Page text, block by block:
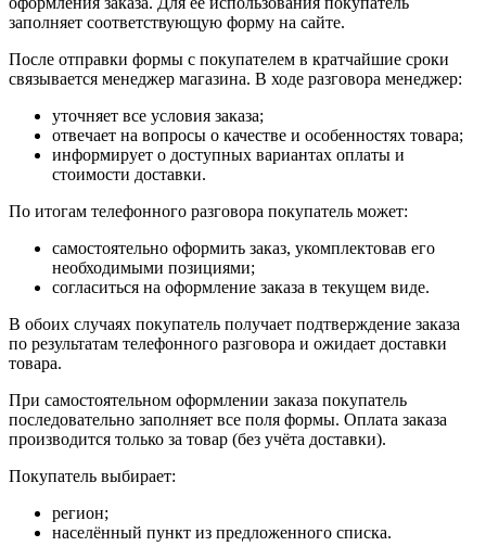
заполняет соответствующую форму на сайте.
После отправки формы с покупателем в кратчайшие сроки
связывается менеджер магазина. В ходе разговора менеджер:
уточняет все условия заказа;
отвечает на вопросы о качестве и особенностях товара;
информирует о доступных вариантах оплаты и
стоимости доставки.
По итогам телефонного разговора покупатель может:
самостоятельно оформить заказ, укомплектовав его
необходимыми позициями;
согласиться на оформление заказа в текущем виде.
В обоих случаях покупатель получает подтверждение заказа
по результатам телефонного разговора и ожидает доставки
товара.
При самостоятельном оформлении заказа покупатель
последовательно заполняет все поля формы. Оплата заказа
производится только за товар (без учёта доставки).
Покупатель выбирает:
регион;
населённый пункт из предложенного списка.